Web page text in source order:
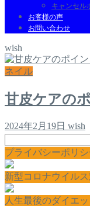
キャンセル
お客様の声
お問い合わせ
wish
ネイル
甘皮ケアの
2024年2月19日 wish
プライバシーポリシ
新型コロナウイル
人生最後のダイエッ